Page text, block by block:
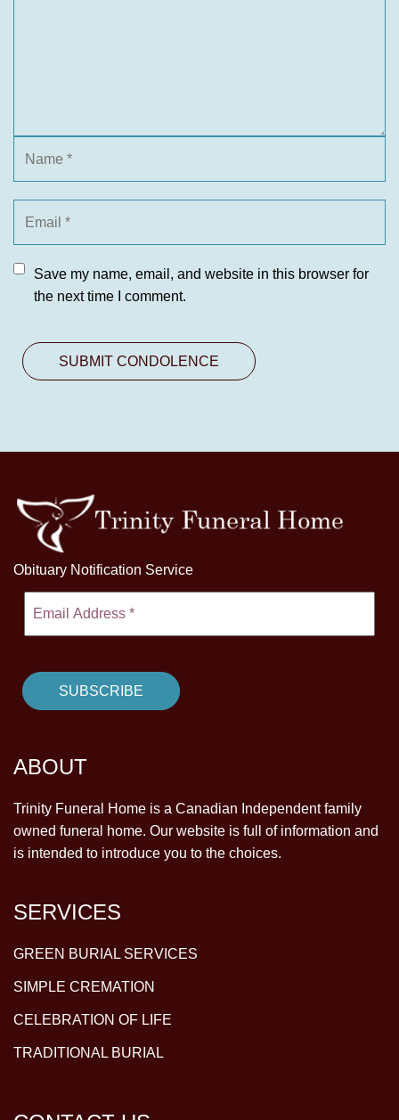
Save my name, email, and website in this browser for
the next time I comment.
Obituary Notification Service
ABOUT
Trinity Funeral Home is a Canadian Independent family
owned funeral home. Our website is full of information and
is intended to introduce you to the choices.
SERVICES
GREEN BURIAL SERVICES
SIMPLE CREMATION
CELEBRATION OF LIFE
TRADITIONAL BURIAL